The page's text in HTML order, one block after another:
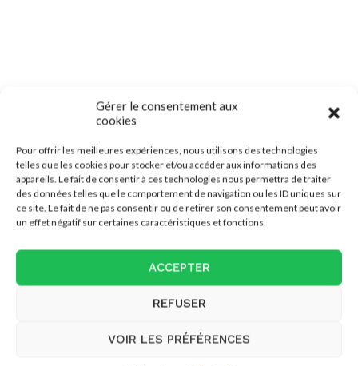
Gérer le consentement aux
cookies
Pour offrir les meilleures expériences, nous utilisons des technologies
telles que les cookies pour stocker et/ou accéder aux informations des
appareils. Le fait de consentir à ces technologies nous permettra de traiter
des données telles que le comportement de navigation ou les ID uniques sur
ce site. Le fait de ne pas consentir ou de retirer son consentement peut avoir
un effet négatif sur certaines caractéristiques et fonctions.
ACCEPTER
REFUSER
VOIR LES PRÉFÉRENCES
previous post
Comptabilité et Assurances Sociales
next post
Formation de thérapie compressive
YOU MAY ALSO LIKE